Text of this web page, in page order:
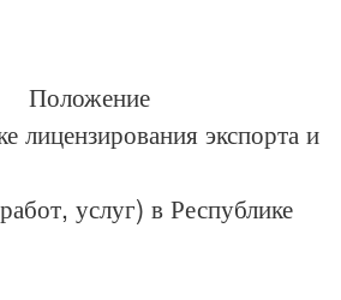
экспорта и
услуг) в Республике